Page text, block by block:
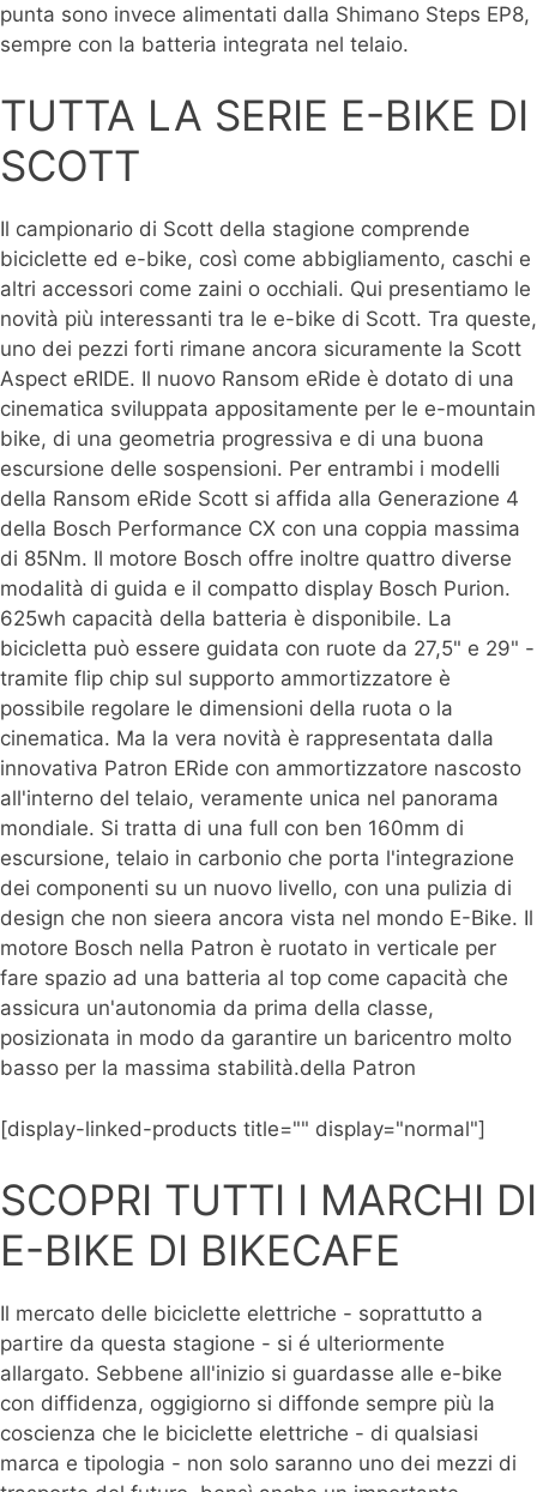
punta sono invece alimentati dalla Shimano Steps EP8,
sempre con la batteria integrata nel telaio.
TUTTA LA SERIE E-BIKE DI
SCOTT
Il campionario di Scott della stagione comprende
biciclette ed e-bike, così come abbigliamento, caschi e
altri accessori come zaini o occhiali. Qui presentiamo le
novità più interessanti tra le e-bike di Scott. Tra queste,
uno dei pezzi forti rimane ancora sicuramente la Scott
Aspect eRIDE. Il nuovo Ransom eRide è dotato di una
cinematica sviluppata appositamente per le e-mountain
bike, di una geometria progressiva e di una buona
escursione delle sospensioni. Per entrambi i modelli
della Ransom eRide Scott si affida alla Generazione 4
della Bosch Performance CX con una coppia massima
di 85Nm. Il motore Bosch offre inoltre quattro diverse
modalità di guida e il compatto display Bosch Purion.
625wh capacità della batteria è disponibile. La
bicicletta può essere guidata con ruote da 27,5" e 29" -
tramite flip chip sul supporto ammortizzatore è
possibile regolare le dimensioni della ruota o la
cinematica. Ma la vera novità è rappresentata dalla
innovativa Patron ERide con ammortizzatore nascosto
all'interno del telaio, veramente unica nel panorama
mondiale. Si tratta di una full con ben 160mm di
escursione, telaio in carbonio che porta l'integrazione
dei componenti su un nuovo livello, con una pulizia di
design che non sieera ancora vista nel mondo E-Bike. Il
motore Bosch nella Patron è ruotato in verticale per
fare spazio ad una batteria al top come capacità che
assicura un'autonomia da prima della classe,
posizionata in modo da garantire un baricentro molto
basso per la massima stabilità.della Patron
[display-linked-products title="" display="normal"]
SCOPRI TUTTI I MARCHI DI
E-BIKE DI BIKECAFE​​
Il mercato delle biciclette elettriche - soprattutto a
partire da questa stagione - si é ulteriormente
allargato. Sebbene all'inizio si guardasse alle e-bike
con diffidenza, oggigiorno si diffonde sempre più la
coscienza che le biciclette elettriche - di qualsiasi
marca e tipologia - non solo saranno uno dei mezzi di